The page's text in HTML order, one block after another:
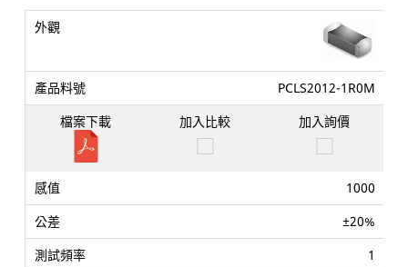
PCLS2012-1R0M
1000
±20%
1